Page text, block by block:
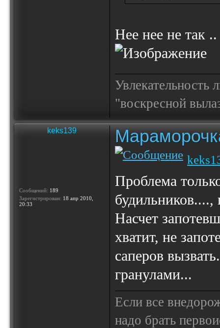
Нее нее не так
Увлекательность
"воскресной
keks139
Сообщений: 189
Зарегистрирован: 18 апр 2010,
20:33
Проблема
Насчет
хватит, не
саперов
гранулами...
Если все
надо брать